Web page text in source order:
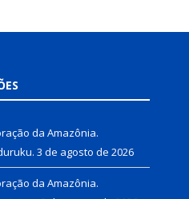
da Amazônia.
3 de agosto de 2026
da Amazônia.